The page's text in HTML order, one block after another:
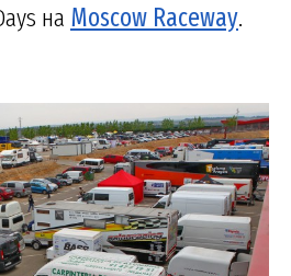
на Moscow Raceway.